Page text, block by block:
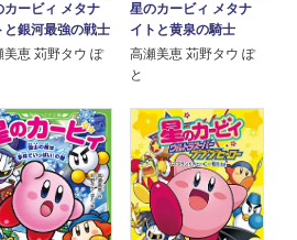
カービィ メタナ
と銀河最強の戦士
美恵 苅野タウ ぽ
星のカービィ メタナ
イトと黄泉の騎士
高瀬美恵 苅野タウ ぽ
と